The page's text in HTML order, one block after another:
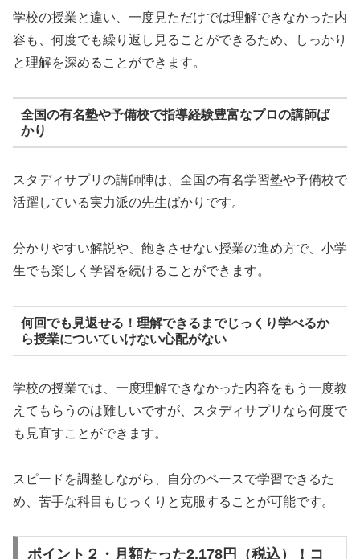
学校の授業と違い、一度見ただけでは理解できなかった内
容も、何度でも繰り返し見ることができるため、しっかり
と理解を深めることができます。
全国の有名塾や予備校で指導経験豊富なプロの講師ば
かり
スタディサプリの講師陣は、全国の有名学習塾や予備校で
活躍している実力派の先生ばかりです。
分かりやすい解説や、飽きさせない授業の進め方で、小学
生でも楽しく学習を続けることができます。
何回でも見返せる！理解できるまでじっくり学べるか
ら授業についていけない心配がない
学校の授業では、一度理解できなかった内容をもう一度教
えてもらうのは難しいですが、スタディサプリなら何度で
も見直すことができます。
スピードを調整しながら、自分のペースで学習できるた
め、苦手な科目もじっくりと克服することが可能です。
ポイント２・月額たった2,178円（税込）！コ